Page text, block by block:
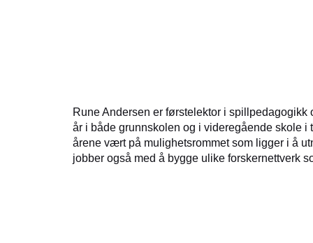
Rune Andersen er førstelektor i
år i både grunnskolen og i videregående skole
årene vært på mulighetsrommet som ligger i å
jobber også med å bygge ulike forskernettverk